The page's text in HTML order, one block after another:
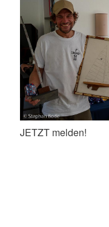
JETZT melden!